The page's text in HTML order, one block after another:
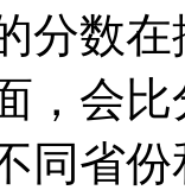
分数
，会
同省